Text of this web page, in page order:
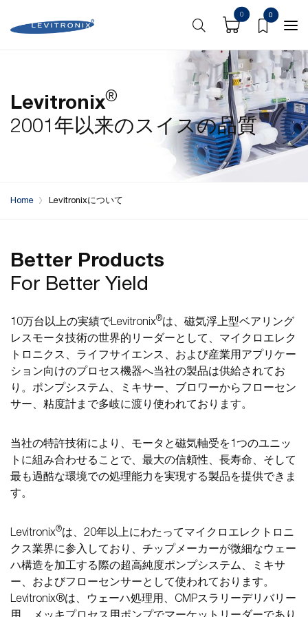
0 0
Levitronix®
2001年以来のスイスの品質
Home Levitronixについて
Better Products
For Better Yield
10万台以上の実績でLevitronix®は、磁気浮上型ベアリング
レスモータ技術の世界的リーダーとして、マイクロエレク
トロニクス、ライフサイエンス、および産業用アプリケー
ション向けのプロセス機器へ当社の製品は供給されてお
り。ポンプシステム、ミキサー、ブロワーからフローセン
サー、粘度計まで多岐に渡り使われております。
当社の特許技術により、モータと磁気軸受を1つのユニッ
トに組み合わせることで、最大の信頼性、長寿命、そして
最も過酷な環境での処理能力を実現する製品を提供できま
す。
Levitronix®は、20年以上にわたってマイクロエレクトロニ
クス業界に参入しており、チップメーカーが微細なウェー
ハ構造を加工する際の超高純度ポンプシステム、ミキサ
ー、およびフローセンサーとして使われております。
Levitronix®は、ウェーハ処理用、CMPスラリーデリバリー
用、メッキプロセス用ポンプでマーケットリーダーであり